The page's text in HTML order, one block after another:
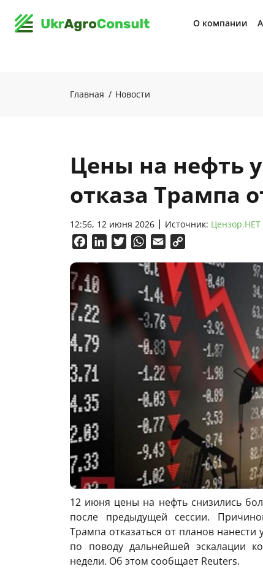
О компании
Главная Новости
Цены на нефть
отказа Трампа
12:56, 12 июня 2026 Источник: Цензор.НЕТ
FacebookLinkedInTwitterWhatsApp
Email
12 июня цены на нефть снизились
после предыдущей сессии.
Трампа отказаться от планов
по поводу дальнейшей эскалации
недели. Об этом сообщает Reuters.